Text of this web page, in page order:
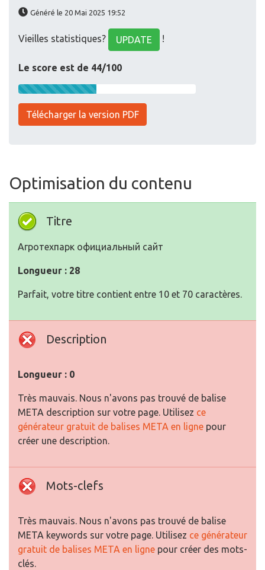
Généré le 20 Mai 2025 19:52
Vieilles statistiques? UPDATE !
Le score est de 44/100
Télécharger la version PDF
Optimisation du contenu
Titre
Агротехпарк официальный сайт
Longueur : 28
Parfait, votre titre contient entre 10 et 70 caractères.
Description
Longueur : 0
Très mauvais. Nous n'avons pas trouvé de balise
META description sur votre page. Utilisez ce
générateur gratuit de balises META en ligne pour
créer une description.
Mots-clefs
Très mauvais. Nous n'avons pas trouvé de balise
META keywords sur votre page. Utilisez ce générateur
gratuit de balises META en ligne pour créer des mots-
clés.